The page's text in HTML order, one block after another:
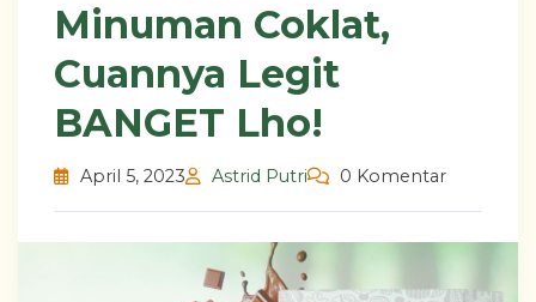
Minuman Coklat,
Cuannya Legit
BANGET Lho!
April 5, 2023 Astrid Putri 0 Komentar